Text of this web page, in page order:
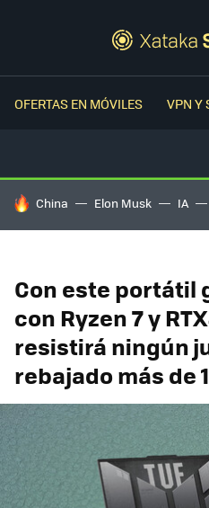
OFERTAS EN MÓVILES VPN Y
HOY SE HABLA DE
China Elon Musk IA
Con este portátil
con Ryzen 7 y
resistirá ningún
rebajado más de